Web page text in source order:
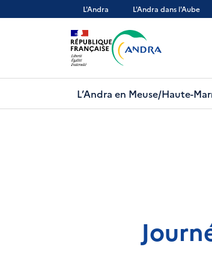
au
L'Andra L'Andra dans l'Aube
L’Andra en Meuse/Haute-